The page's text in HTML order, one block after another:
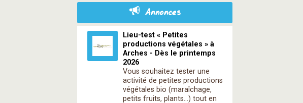
Annonces
Lieu-test « Petites
productions végétales » à
Arches - Dès le printemps
2026
Vous souhaitez tester une
activité de petites productions
végétales bio (maraîchage,
petits fruits, plants…) tout en